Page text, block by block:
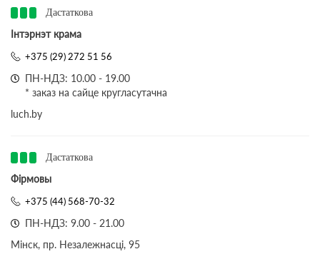
Дастаткова
Інтэрнэт крама
+375 (29) 272 51 56
ПН-НДЗ: 10.00 - 19.00
* заказ на сайце кругласутачна
luch.by
Дастаткова
Фірмовы
+375 (44) 568-70-32
ПН-НДЗ: 9.00 - 21.00
Мінск, пр. Незалежнасці, 95